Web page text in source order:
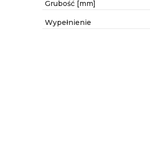
Grubość [mm]
Wypełnienie